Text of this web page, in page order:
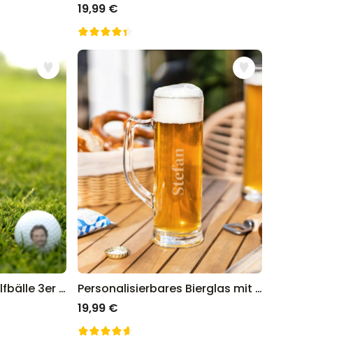
19,99 €
Personalisierbare Golfbälle 3er Set mit Gesicht
Personalisierbares Bierglas mit Name
19,99 €